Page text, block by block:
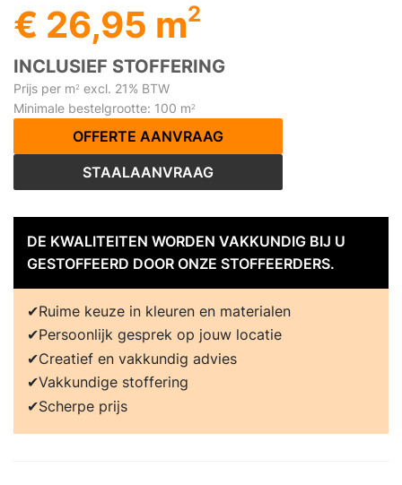
€ 26,95 m2
INCLUSIEF STOFFERING
Prijs per m2 excl. 21% BTW
Minimale bestelgrootte: 100 m2
OFFERTE AANVRAAG
STAALAANVRAAG
DE KWALITEITEN WORDEN VAKKUNDIG BIJ U
GESTOFFEERD DOOR ONZE STOFFEERDERS.
Ruime keuze in kleuren en materialen
Persoonlijk gesprek op jouw locatie
Creatief en vakkundig advies
Vakkundige stoffering
Scherpe prijs